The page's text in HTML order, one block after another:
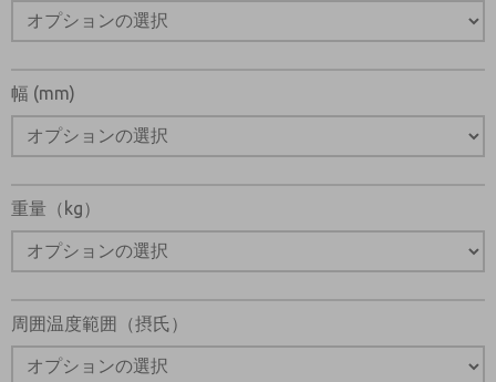
幅 (mm)
重量（kg）
周囲温度範囲（摂氏）